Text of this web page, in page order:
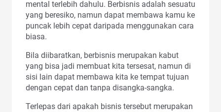
mental terlebih dahulu. Berbisnis adalah sesuatu
yang beresiko, namun dapat membawa kamu ke
puncak lebih cepat daripada menggunakan cara
biasa.
Bila diibaratkan, berbisnis merupakan kabut
yang bisa jadi membuat kita tersesat, namun di
sisi lain dapat membawa kita ke tempat tujuan
dengan cepat dan tanpa disangka-sangka.
Terlepas dari apakah bisnis tersebut merupakan